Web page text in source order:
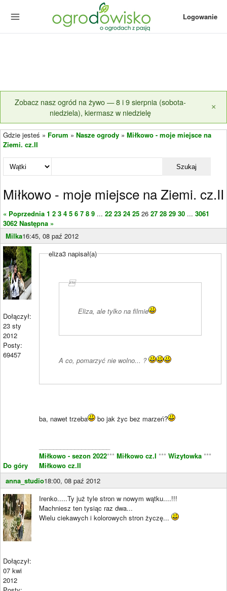
Logowanie
Zobacz nasz ogród na żywo — 8 i 9 sierpnia (sobota-
niedziela), kiermasz w niedzielę
×
Gdzie jesteś » Forum » Nasze ogrody » Miłkowo - moje miejsce na
Ziemi. cz.II
Szukaj
Miłkowo - moje miejsce na Ziemi. cz.II
« Poprzednia 1 2 3 4 5 6 7 8 9 ... 22 23 24 25 26 27 28 29 30 ... 3061
3062 Następna »
Milka16:45, 08 paź 2012
Dołączył:
23 sty
2012
Posty:
69457
Do góry
eliza3 napisał(a)

Eliza, ale tylko na filmie
A co, pomarzyć nie wolno... ?
ba, nawet trzeba bo jak życ bez marzeń?
Miłkowo - sezon 2022*** Miłkowo cz.I *** Wizytowka ***
Miłkowo cz.II
anna_studio18:00, 08 paź 2012
Dołączył:
07 kwi
2012
Irenko.....Ty już tyle stron w nowym wątku....!!!
Machniesz ten tysiąc raz dwa...
Wielu ciekawych i kolorowych stron życzę...